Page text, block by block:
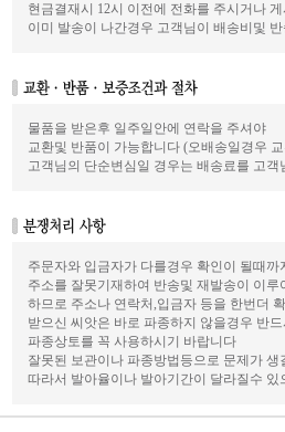
현금결재시 12시 이전에 전화를 주시거나
이미 발송이 나간경우 고객님이 배송비및
물품을 받은후 일주일안에 연락을 주셔야
교환및 반품이 가능합니다 (오배송일경우
고객님의 단순변심일 경우는 배송료를 고
주문자와 입금자가 다를경우 확인이 될때
주소를 잘못기재하여 반송및 재발송이 이
하므로 주소나 연락처,입금자 등을 한번더
받으신 씨앗은 바로 파종하지 않을경우 반
파종상토를 꼭 사용하시기 바랍니다
잘못된 보관이나 파종방법등으로 문제가
따라서 발아율이나 발아기간이 달라질수